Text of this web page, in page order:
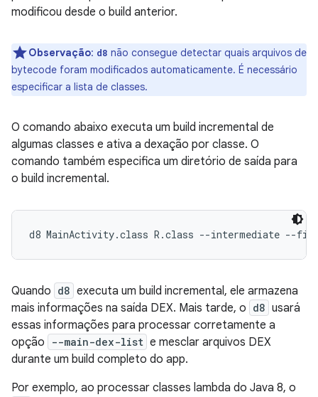
modificou desde o build anterior.
Observação: d8 não consegue detectar quais arquivos de
bytecode foram modificados automaticamente. É necessário
especificar a lista de classes.
O comando abaixo executa um build incremental de
algumas classes e ativa a dexação por classe. O
comando também especifica um diretório de saída para
o build incremental.
Quando d8 executa um build incremental, ele armazena
mais informações na saída DEX. Mais tarde, o d8 usará
essas informações para processar corretamente a
opção
--main-dex-list e mesclar arquivos DEX
durante um build completo do app.
Por exemplo, ao processar classes lambda do Java 8, o